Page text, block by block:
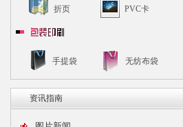
折页 PVC卡
手提袋 无纺布袋
资讯指南